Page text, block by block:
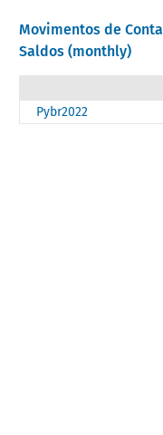
Movimentos de Conta
Saldos (monthly)
Pybr2022